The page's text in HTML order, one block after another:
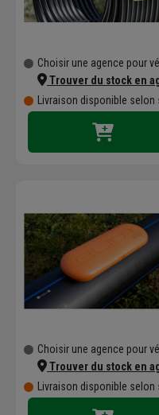
Choisir une agence pour
Trouver du stock en
Livraison disponible
Choisir une agence pour
Trouver du stock en
Livraison disponible